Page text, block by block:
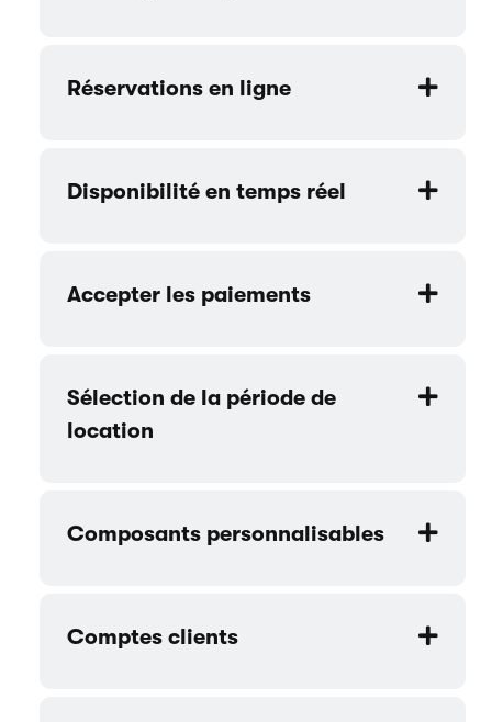
Réservations en ligne
Disponibilité en temps réel
Accepter les paiements
Sélection de la période de
location
Composants personnalisables
Comptes clients